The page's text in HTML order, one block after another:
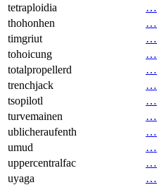
tetraploidia
…
thohonhen
…
timgriut
…
tohoicung
…
totalpropellerd
…
trenchjack
…
tsopilotl
…
turvemainen
…
ublicheraufenth
…
umud
…
uppercentralfac
…
uyaga
…